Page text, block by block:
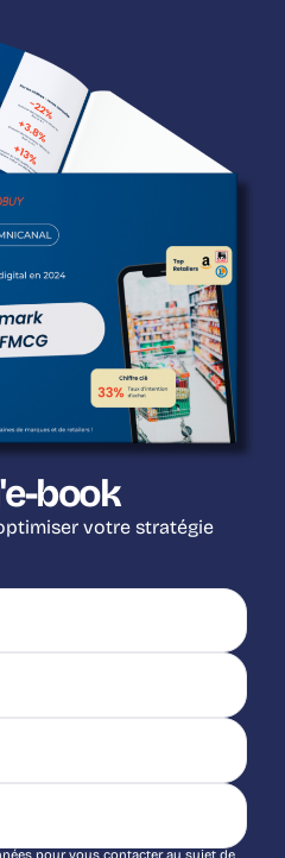
book
votre stratégie
pour vous contacter au sujet de